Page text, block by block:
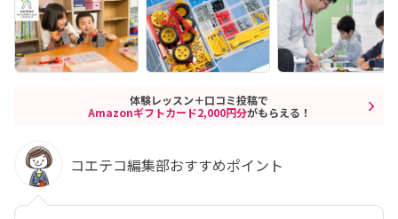
体験レッスン＋口コミ投稿で
Amazonギフトカード2,000円分がもらえる！
コエテコ編集部おすすめポイント